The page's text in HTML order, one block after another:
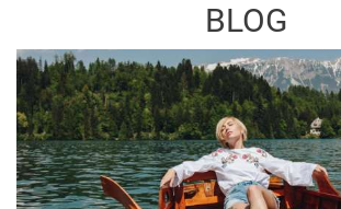
BLOG